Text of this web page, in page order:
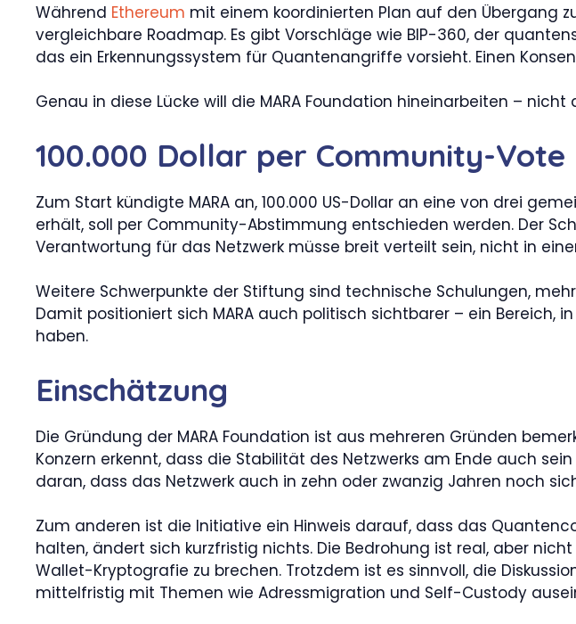
Während Ethereum mit einem koordinierten Plan auf den Übergang
vergleichbare Roadmap. Es gibt Vorschläge wie BIP-360, der
das ein Erkennungssystem für Quantenangriffe vorsieht. Einen
Genau in diese Lücke will die MARA Foundation hineinarbeiten –
100.000 Dollar per Community-Vote
Zum Start kündigte MARA an, 100.000 US-Dollar an eine von drei
erhält, soll per Community-Abstimmung entschieden werden. Der
Verantwortung für das Netzwerk müsse breit verteilt sein, nicht in
Weitere Schwerpunkte der Stiftung sind technische Schulungen,
Damit positioniert sich MARA auch politisch sichtbarer – ein
haben.
Einschätzung
Die Gründung der MARA Foundation ist aus mehreren Gründen
Konzern erkennt, dass die Stabilität des Netzwerks am Ende auch
daran, dass das Netzwerk auch in zehn oder zwanzig Jahren noch
Zum anderen ist die Initiative ein Hinweis darauf, dass das
halten, ändert sich kurzfristig nichts. Die Bedrohung ist real, aber
Wallet-Kryptografie zu brechen. Trotzdem ist es sinnvoll, die
mittelfristig mit Themen wie Adressmigration und Self-Custody